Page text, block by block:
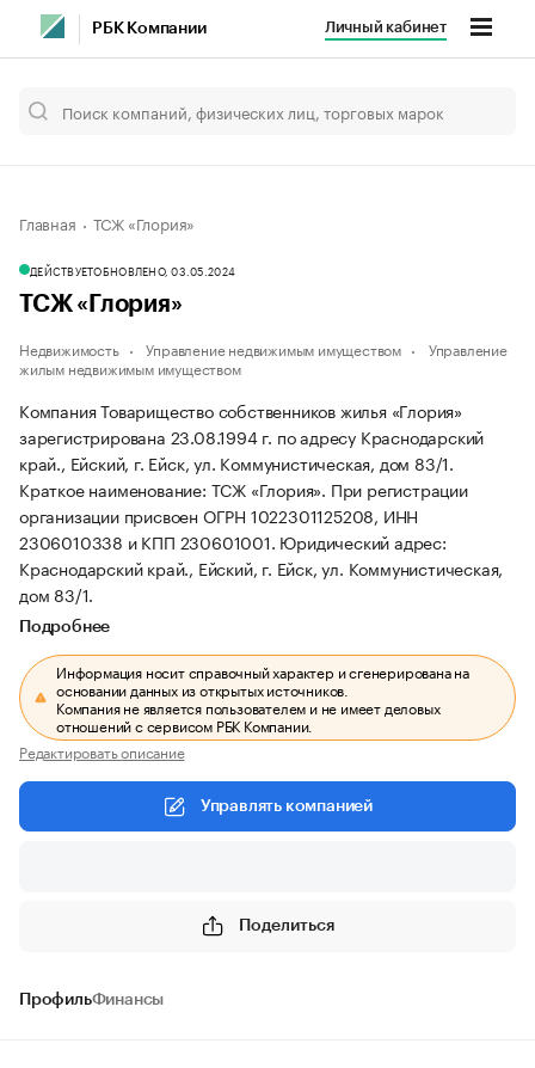
РБК Компании Личный кабинет
Главная ТСЖ «Глория»
ДЕЙСТВУЕТОБНОВЛЕНО, 03.05.2024
ТСЖ «Глория»
Недвижимость Управление недвижимым имуществом
Управление
жилым недвижимым имуществом
Компания Товарищество собственников жилья «Глория»
зарегистрирована 23.08.1994 г. по адресу Краснодарский
край., Ейский, г. Ейск, ул. Коммунистическая, дом 83/1.
Краткое наименование: ТСЖ «Глория». При регистрации
организации присвоен ОГРН 1022301125208, ИНН
2306010338 и КПП 230601001. Юридический адрес:
Краснодарский край., Ейский, г. Ейск, ул. Коммунистическая,
дом 83/1.
Подробнее
Информация носит справочный характер и сгенерирована на
основании данных из открытых источников.
Компания не является пользователем и не имеет деловых
отношений с сервисом РБК Компании.
Редактировать описание
Управлять компанией
Поделиться
ПрофильФинансы